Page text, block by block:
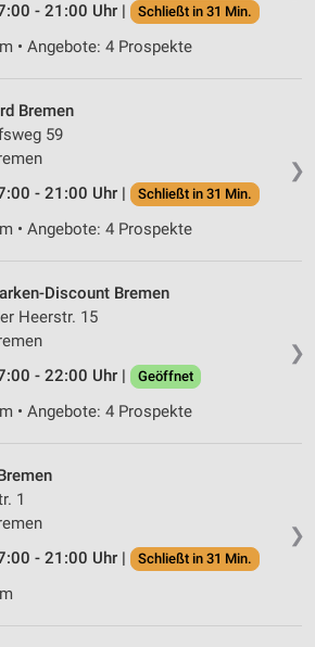
- 21:00 Uhr |
Schließt in 31 Min.
• Angebote: 4 Prospekte
❯
Bremen
59
- 21:00 Uhr |
Schließt in 31 Min.
• Angebote: 4 Prospekte
❯
Discount Bremen
Heerstr. 15
- 22:00 Uhr |
Geöffnet
• Angebote: 4 Prospekte
❯
1
- 21:00 Uhr |
Schließt in 31 Min.